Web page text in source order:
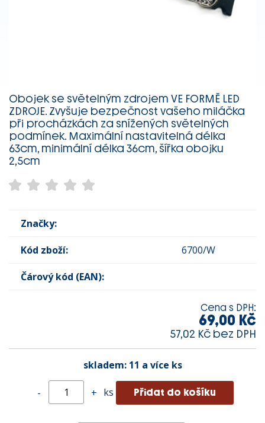
Obojek se světelným zdrojem VE FORMĚ LED
ZDROJE. Zvyšuje bezpečnost vašeho miláčka
při procházkách za snížených světelných
podmínek. Maximální nastavitelná délka
63cm, minimální délka 36cm, šířka obojku
2,5cm
Značky:
Kód zboží: 6700/W
Čárový kód (EAN):
Cena s DPH:
69,00 Kč
57,02 Kč bez DPH
skladem: 11 a více ks
- + ks